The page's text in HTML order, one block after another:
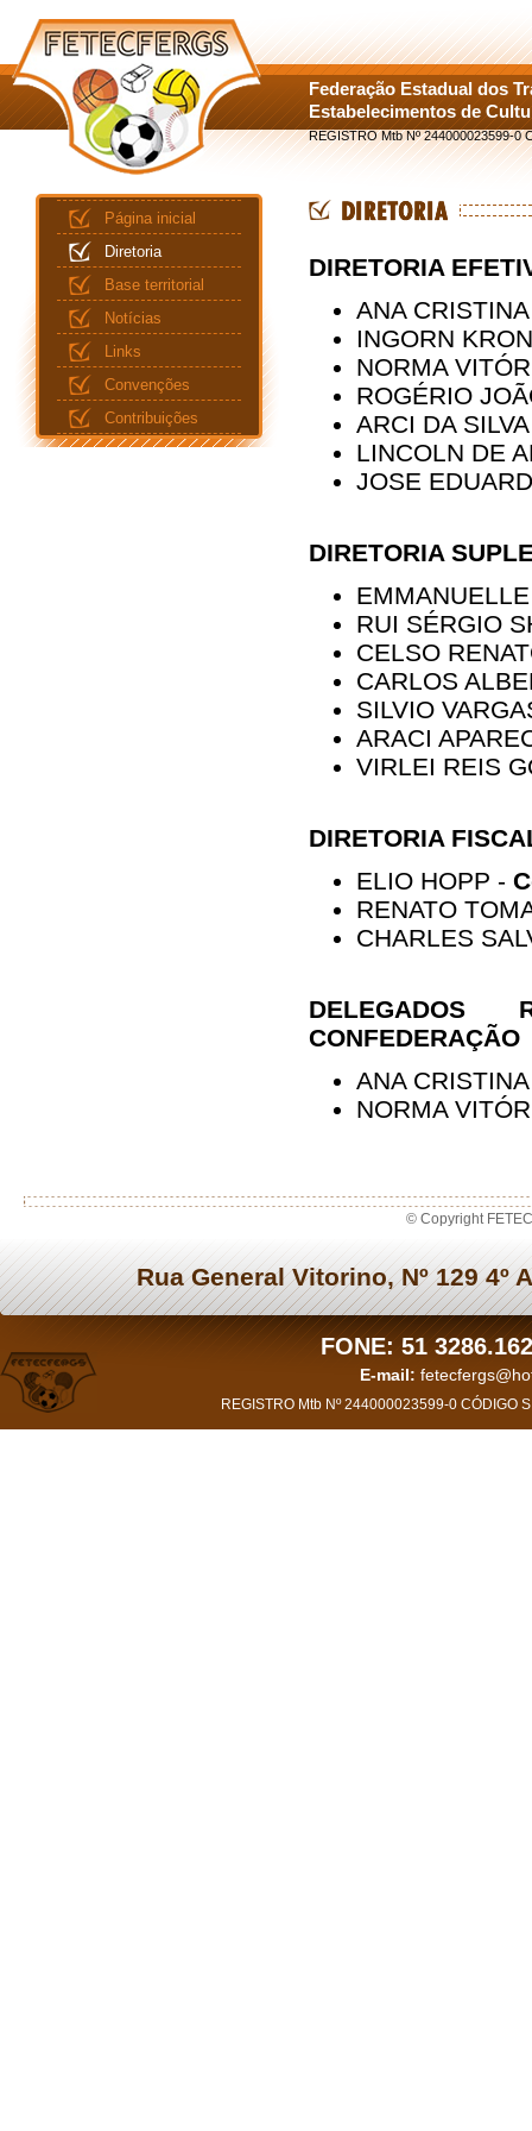
Federação Estadual dos
Estabelecimentos de
REGISTRO Mtb Nº 244000023599-0
Página inicial
Diretoria
Base territorial
Notícias
Links
Convenções
Contribuições
DIRETORIA
ANA
INGORN
NORMA
ROGÉRIO
ARCI DA
LINCOLN DE
JOSE
DIRETORIA
RUI SÉRGIO
CELSO
CARLOS
SILVIO
ARACI
VIRLEI REIS
DIRETORIA
ELIO HOPP -
RENATO
CHARLES
DELEGADOS
CONFEDERAÇÃO
ANA
NORMA
© Copyright
Rua General Vitorino, Nº 129 4º
FONE: 51
E-mail:
REGISTRO Mtb Nº 244000023599-0 CÓDIGO